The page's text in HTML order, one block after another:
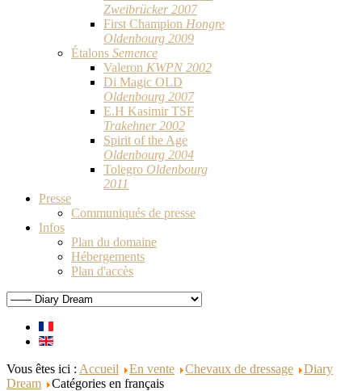
Zweibrücker 2007
First Champion Hongre
Oldenbourg 2009
Étalons Semence
Valeron KWPN 2002
Di Magic OLD
Oldenbourg 2007
E.H Kasimir TSF
Trakehner 2002
Spirit of the Age
Oldenbourg 2004
Tolegro Oldenbourg
2011
Presse
Communiqués de presse
Infos
Plan du domaine
Hébergements
Plan d'accès
Vous êtes ici : Accueil En vente Chevaux de dressage
Diary
Dream
Catégories en français